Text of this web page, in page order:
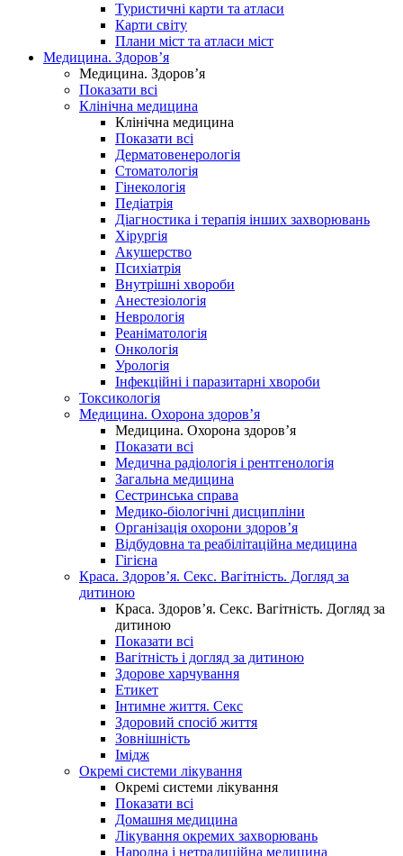
Туристичні карти та атласи
Карти світу
Плани міст та атласи міст
Медицина. Здоров’я
Медицина. Здоров’я
Показати всі
Клінічна медицина
Клінічна медицина
Показати всі
Дерматовенерологія
Стоматологія
Гінекологія
Педіатрія
Діагностика і терапія інших захворювань
Хірургія
Акушерство
Психіатрія
Внутрішні хвороби
Анестезіологія
Неврологія
Реаніматологія
Онкологія
Урологія
Інфекційні і паразитарні хвороби
Токсикологія
Медицина. Охорона здоров’я
Медицина. Охорона здоров’я
Показати всі
Медична радіологія і рентгенологія
Загальна медицина
Сестринська справа
Медико-біологічні дисципліни
Організація охорони здоров’я
Відбудовна та реабілітаційна медицина
Гігієна
Краса. Здоров’я. Секс. Вагітність. Догляд за
дитиною
Краса. Здоров’я. Секс. Вагітність. Догляд за
дитиною
Показати всі
Вагітність і догляд за дитиною
Здорове харчування
Етикет
Інтимне життя. Секс
Здоровий спосіб життя
Зовнішність
Імідж
Окремі системи лікування
Окремі системи лікування
Показати всі
Домашня медицина
Лікування окремих захворювань
Народна і нетрадиційна медицина